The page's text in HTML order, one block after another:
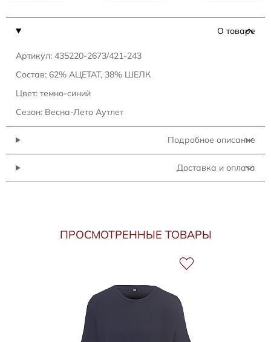
О товаре
Артикул: 435220-2673/421-243
Состав: 62% АЦЕТАТ, 38% ШЕЛК
Цвет: темно-синий
Сезон: Весна-Лето Аутлет
Подробное описание
Доставка и оплата
ПРОСМОТРЕННЫЕ ТОВАРЫ